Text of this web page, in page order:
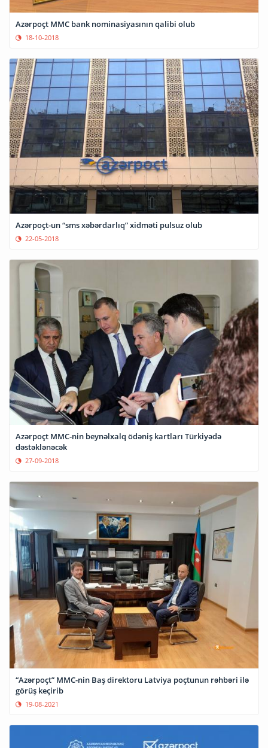
Azərpoçt MMC bank nominasiyasının qalibi olub
18-10-2018
Azərpoçt-un “sms xəbərdarlıq” xidməti pulsuz olub
22-05-2018
Azərpoçt MMC-nin beynəlxalq ödəniş kartları Türkiyədə
dəstəklənəcək
27-09-2018
“Azərpoçt” MMC-nin Baş direktoru Latviya poçtunun rəhbəri ilə
görüş keçirib
19-08-2021